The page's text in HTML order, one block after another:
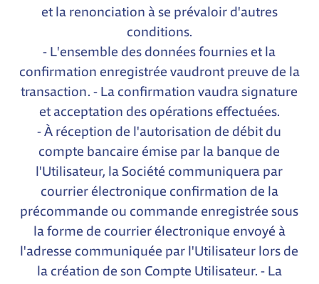
et la renonciation à se prévaloir d'autres
conditions.
- L'ensemble des données fournies et la
confirmation enregistrée vaudront preuve de la
transaction. - La confirmation vaudra signature
et acceptation des opérations effectuées.
- À réception de l'autorisation de débit du
compte bancaire émise par la banque de
l'Utilisateur, la Société communiquera par
courrier électronique confirmation de la
précommande ou commande enregistrée sous
la forme de courrier électronique envoyé à
l'adresse communiquée par l'Utilisateur lors de
la création de son Compte Utilisateur. - La